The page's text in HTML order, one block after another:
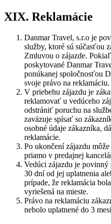
XIX. Reklamácie
Danmar Travel, s.r.o je
služby, ktoré sú súčasťou
Zmluvou o zájazde.
poskytované Danmar
ponúkanej spoločnosťou
svoje právo na reklamáciu.
V priebehu zájazdu je
reklamovať u vedúceho
odstrániť poruchu na
zaväzuje spísať so
osobné údaje zákazníka,
reklamácie.
Po ukončení zájazdu
priamo v predajnej
Vedúci zájazdu je
30 dní od jej uplatnenia
prípade, že reklamácia
vyriešená na mieste.
Právo na reklamáciu
nebolo uplatnené do 3